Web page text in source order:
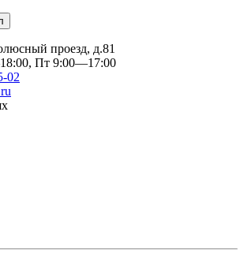
проезд, д.81
Пт 9:00—17:00
02